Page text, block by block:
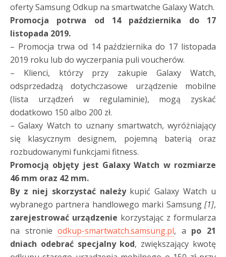
oferty Samsung Odkup na smartwatche Galaxy Watch.
Promocja potrwa od 14 października do 17
listopada 2019.
– Promocja trwa od 14 października do 17 listopada
2019 roku lub do wyczerpania puli voucherów.
– Klienci, którzy przy zakupie Galaxy Watch,
odsprzedadzą dotychczasowe urządzenie mobilne
(lista urządzeń w regulaminie), mogą zyskać
dodatkowo 150 albo 200 zł.
– Galaxy Watch to uznany smartwatch, wyróżniający
się klasycznym designem, pojemną baterią oraz
rozbudowanymi funkcjami fitness.
Promocją objęty jest Galaxy Watch w rozmiarze
46 mm oraz 42 mm.
By z niej skorzystać należykupić Galaxy Watch u
wybranego partnera handlowego marki Samsung [1],
zarejestrować urządzenie korzystając z formularza
na stronieodkup-smartwatch.samsung.pl, a po 21
dniach odebrać specjalny kod, zwiększający kwotę